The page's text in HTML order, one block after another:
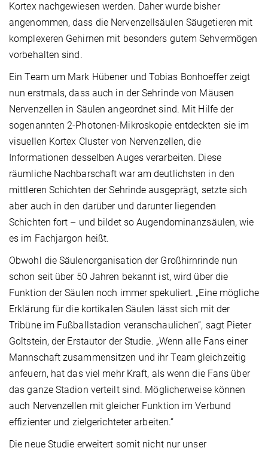
Kortex nachgewiesen werden. Daher wurde bisher
angenommen, dass die Nervenzellsäulen Säugetieren mit
komplexeren Gehirnen mit besonders gutem Sehvermögen
vorbehalten sind.
Ein Team um Mark Hübener und Tobias Bonhoeffer zeigt
nun erstmals, dass auch in der Sehrinde von Mäusen
Nervenzellen in Säulen angeordnet sind. Mit Hilfe der
sogenannten 2-Photonen-Mikroskopie entdeckten sie im
visuellen Kortex Cluster von Nervenzellen, die
Informationen desselben Auges verarbeiten. Diese
räumliche Nachbarschaft war am deutlichsten in den
mittleren Schichten der Sehrinde ausgeprägt, setzte sich
aber auch in den darüber und darunter liegenden
Schichten fort – und bildet so Augendominanzsäulen, wie
es im Fachjargon heißt.
Obwohl die Säulenorganisation der Großhirnrinde nun
schon seit über 50 Jahren bekannt ist, wird über die
Funktion der Säulen noch immer spekuliert. „Eine mögliche
Erklärung für die kortikalen Säulen lässt sich mit der
Tribüne im Fußballstadion veranschaulichen“, sagt Pieter
Goltstein, der Erstautor der Studie. „Wenn alle Fans einer
Mannschaft zusammensitzen und ihr Team gleichzeitig
anfeuern, hat das viel mehr Kraft, als wenn die Fans über
das ganze Stadion verteilt sind. Möglicherweise können
auch Nervenzellen mit gleicher Funktion im Verbund
effizienter und zielgerichteter arbeiten.“
Die neue Studie erweitert somit nicht nur unser